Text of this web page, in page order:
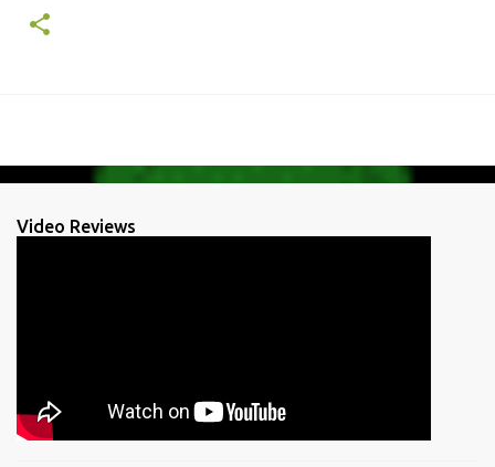
Video Reviews